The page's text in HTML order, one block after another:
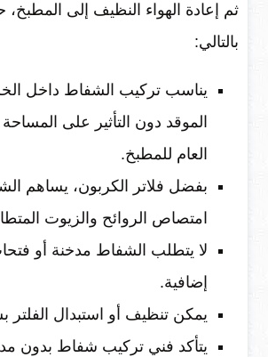
ثم إعادة الهواء النظيف إلى المطبخ،
بالتالي:
يناسب تركيب الشفاط داخل
الموقد دون التأثير على
العام للمطبخ.
بفضل فلاتر الكربون، يساهم
امتصاص الروائح والزيوت
لا يتطلب الشفاط مدخنة أو
إضافية.
يمكن تنظيف أو استبدال الفلتر
يتأكد فني تركيب شفاط بدون